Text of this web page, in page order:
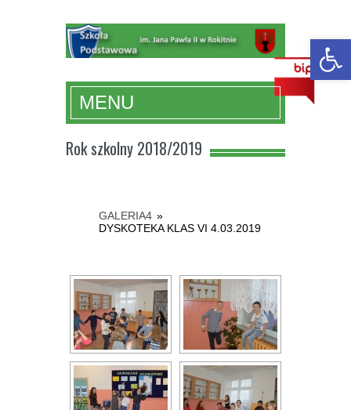
MENU
Rok szkolny 2018/2019
GALERIA4 »
DYSKOTEKA KLAS VI 4.03.2019